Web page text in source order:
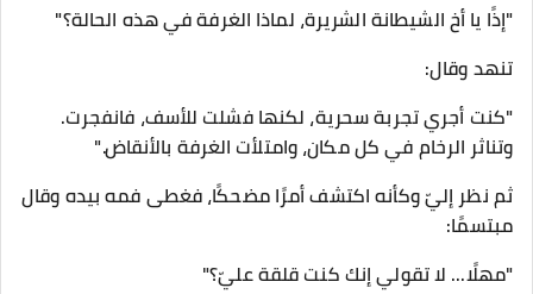
"إذًا يا أخ الشيطانة الشريرة، لماذا الغرفة في هذه الحالة؟"
تنهد وقال:
"كنت أجري تجربة سحرية، لكنها فشلت للأسف، فانفجرت.
وتناثر الرخام في كل مكان، وامتلأت الغرفة بالأنقاض."
ثم نظر إليّ وكأنه اكتشف أمرًا مضحكًا، فغطى فمه بيده وقال
مبتسمًا:
"مهلًا... لا تقولي إنك كنت قلقة عليّ؟"